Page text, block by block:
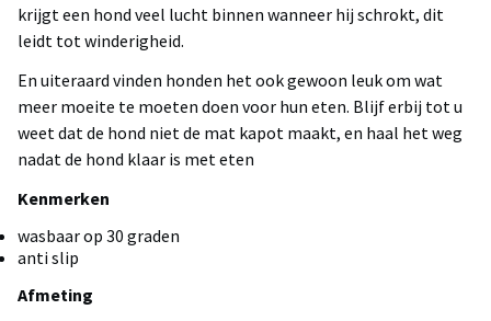
krijgt een hond veel lucht binnen wanneer hij schrokt, dit
leidt tot winderigheid.
En uiteraard vinden honden het ook gewoon leuk om wat
meer moeite te moeten doen voor hun eten. Blijf erbij tot u
weet dat de hond niet de mat kapot maakt, en haal het weg
nadat de hond klaar is met eten
Kenmerken
wasbaar op 30 graden
anti slip
Afmeting